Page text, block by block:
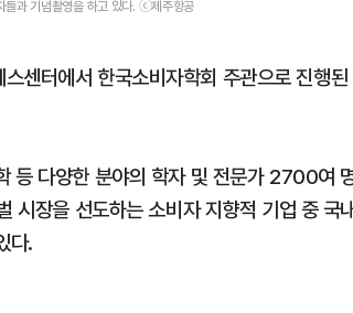
들과 기념촬영을 하고 있다. ⓒ제주항공
센터에서 한국소비자학회 주관으로 진행
등 다양한 분야의 학자 및 전문가 2700여
장을 선도하는 소비자 지향적 기업 중 국
다.